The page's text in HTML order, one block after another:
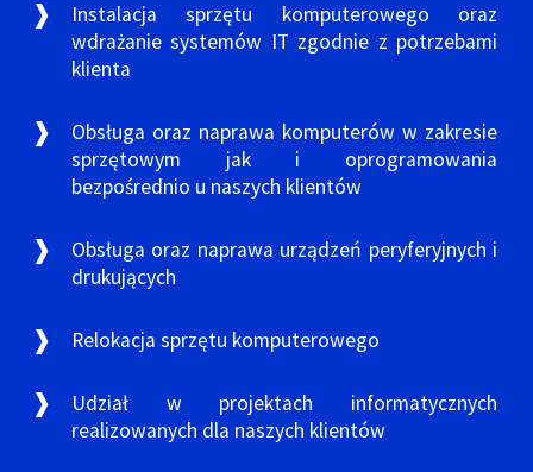
Instalacja sprzętu komputerowego oraz
wdrażanie systemów IT zgodnie z potrzebami
klienta
Obsługa oraz naprawa komputerów w zakresie
sprzętowym jak i oprogramowania
bezpośrednio u naszych klientów
Obsługa oraz naprawa urządzeń peryferyjnych i
drukujących
Relokacja sprzętu komputerowego
Udział w projektach informatycznych
realizowanych dla naszych klientów